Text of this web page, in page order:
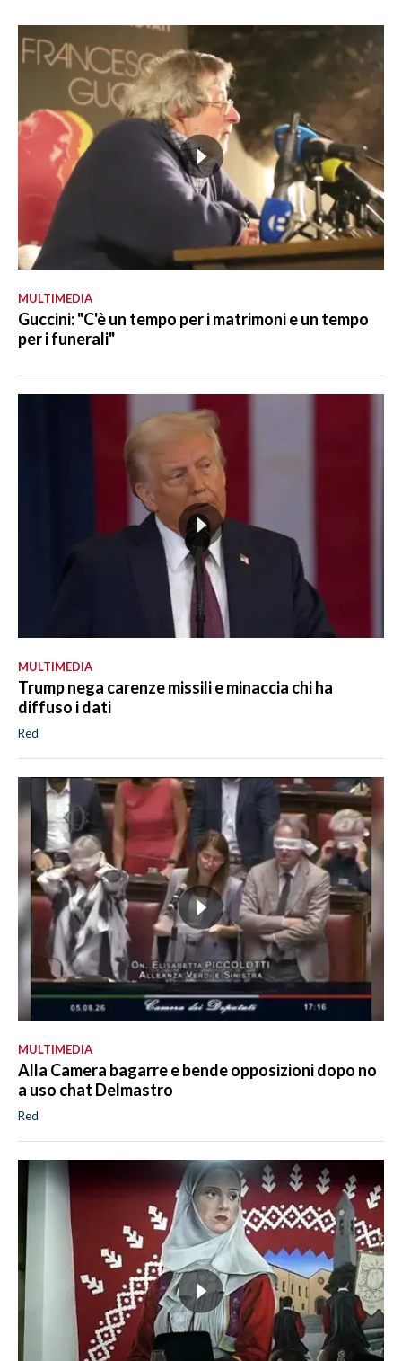
MULTIMEDIA
Guccini: "C'è un tempo per i matrimoni e un tempo
per i funerali"
MULTIMEDIA
Trump nega carenze missili e minaccia chi ha
diffuso i dati
Red
MULTIMEDIA
Alla Camera bagarre e bende opposizioni dopo no
a uso chat Delmastro
Red